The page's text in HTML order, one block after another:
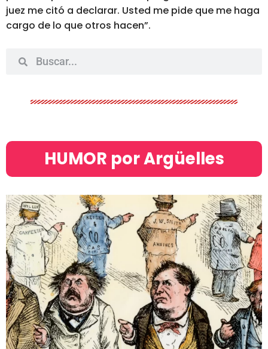
juez me citó a declarar. Usted me pide que me haga
cargo de lo que otros hacen”.
HUMOR por Argüelles​